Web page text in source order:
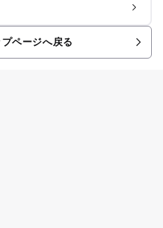
ページへ戻る